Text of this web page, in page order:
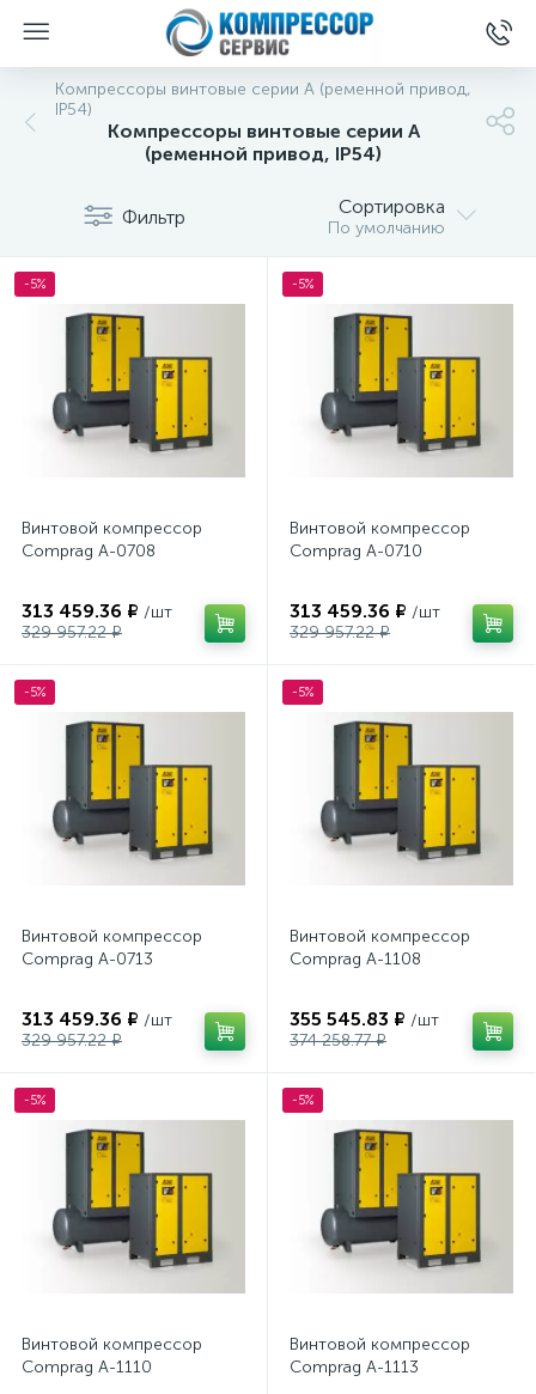
Компрессоры винтовые серии A (ременной привод,
IP54)
Компрессоры винтовые серии A
(ременной привод, IP54)
Фильтр Сортировка
По умолчанию
-5%
Винтовой компрессор
Comprag А-0708
313 459.36 ₽ /шт
329 957.22 ₽
-5%
Винтовой компрессор
Comprag А-0710
313 459.36 ₽ /шт
329 957.22 ₽
-5%
Винтовой компрессор
Comprag А-0713
313 459.36 ₽ /шт
329 957.22 ₽
-5%
Винтовой компрессор
Comprag А-1108
355 545.83 ₽ /шт
374 258.77 ₽
-5%
Винтовой компрессор
Comprag А-1110
-5%
Винтовой компрессор
Comprag А-1113